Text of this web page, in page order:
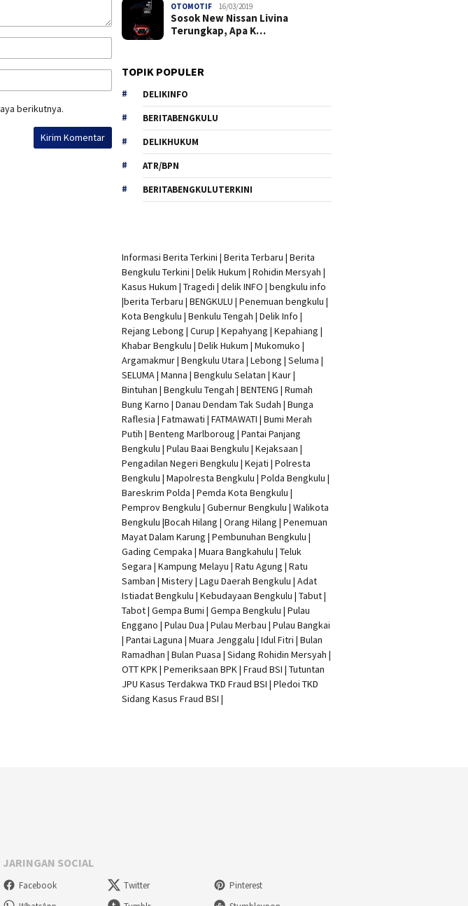
berikutnya.
OTOMOTIF 16/03/2019
Sosok New Nissan Livina
Terungkap, Apa K…
TOPIK POPULER
DELIKINFO
BERITABENGKULU
DELIKHUKUM
ATR/BPN
BERITABENGKULUTERKINI
Informasi Berita Terkini |Berita Terbaru |Berita
Bengkulu Terkini |Delik Hukum |Rohidin Mersyah |
Kasus Hukum |Tragedi | delik INFO |bengkulu info
|berita Terbaru | BENGKULU |Penemuan bengkulu |
Kota Bengkulu | Benkulu Tengah |Delik Info |
Rejang Lebong | Curup | Kepahyang | Kepahiang |
Khabar Bengkulu |Delik Hukum | Mukomuko |
Argamakmur | Bengkulu Utara | Lebong | Seluma |
SELUMA | Manna | Bengkulu Selatan | Kaur |
Bintuhan | Bengkulu Tengah | BENTENG | Rumah
Bung Karno | Danau Dendam Tak Sudah | Bunga
Raflesia | Fatmawati | FATMAWATI | Bumi Merah
Putih | Benteng Marlboroug | Pantai Panjang
Bengkulu | Pulau Baai Bengkulu | Kejaksaan |
Pengadilan Negeri Bengkulu | Kejati |Polresta
Bengkulu |Mapolresta Bengkulu | Polda Bengkulu |
Bareskrim Polda | Pemda Kota Bengkulu |
Pemprov Bengkulu |Gubernur Bengkulu | Walikota
Bengkulu |Bocah Hilang | Orang Hilang |Penemuan
Mayat Dalam Karung |Pembunuhan Bengkulu |
Gading Cempaka | Muara Bangkahulu | Teluk
Segara | Kampung Melayu | Ratu Agung | Ratu
Samban | Mistery | Lagu Daerah Bengkulu | Adat
Istiadat Bengkulu | Kebudayaan Bengkulu | Tabut |
Tabot | Gempa Bumi | Gempa Bengkulu |Pulau
Enggano | Pulau Dua | Pulau Merbau | Pulau Bangkai
| Pantai Laguna | Muara Jenggalu | Idul Fitri | Bulan
Ramadhan | Bulan Puasa |Sidang Rohidin Mersyah |
OTT KPK | Pemeriksaan BPK | Fraud BSI |Tutuntan
JPU Kasus Terdakwa TKD Fraud BSI |Pledoi TKD
Sidang Kasus Fraud BSI |
JARINGAN SOCIAL
Facebook Twitter
Pinterest